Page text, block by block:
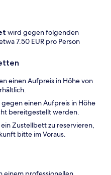
wird gegen folgenden
7.50 EUR pro Person
einen Aufpreis in Höhe von
einen Aufpreis in Höhe
bereitgestellt werden.
Zustellbett zu reservieren,
bitte im Voraus.